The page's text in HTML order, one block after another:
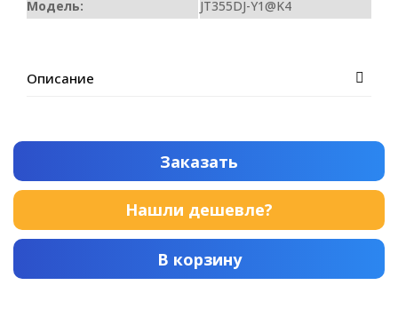
Модель:
JT355DJ-Y1@K4
Описание
Заказать
Нашли дешевле?
В корзину